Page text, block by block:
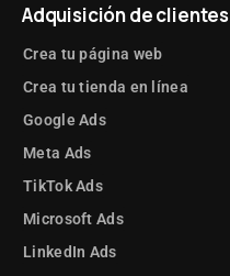
Adquisición de clientes
Crea tu página web
Crea tu tienda en línea
Google Ads
Meta Ads
TikTok Ads
Microsoft Ads
LinkedIn Ads